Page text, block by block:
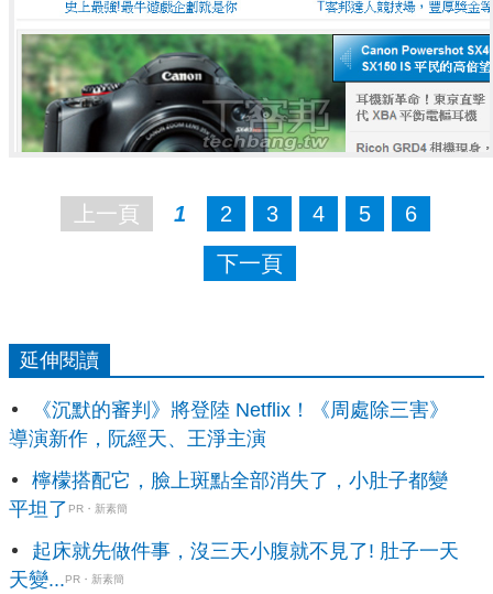
上一頁 1 2 3 4 5 6
下一頁
延伸閱讀
《沉默的審判》將登陸 Netflix！《周處除三害》
導演新作，阮經天、王淨主演
檸檬搭配它，臉上斑點全部消失了，小肚子都變
平坦了 PR・新素簡
起床就先做件事，沒三天小腹就不見了! 肚子一天
天變...PR・新素簡